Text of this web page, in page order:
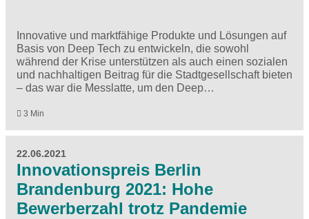
Innovative und marktfähige Produkte und Lösungen auf
Basis von Deep Tech zu entwickeln, die sowohl
während der Krise unterstützen als auch einen sozialen
und nachhaltigen Beitrag für die Stadtgesellschaft bieten
– das war die Messlatte, um den Deep…
3 Min
22.06.2021
Innovationspreis Berlin
Brandenburg 2021: Hohe
Bewerberzahl trotz Pandemie